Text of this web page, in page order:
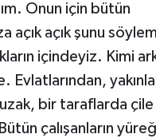
Onun için bütün
açık açık şunu
içindeyiz. Kimi
Evlatlarından,
bir taraflarda çile
çalışanların